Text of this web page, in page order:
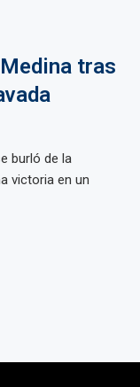
tras
burló de la
victoria en un